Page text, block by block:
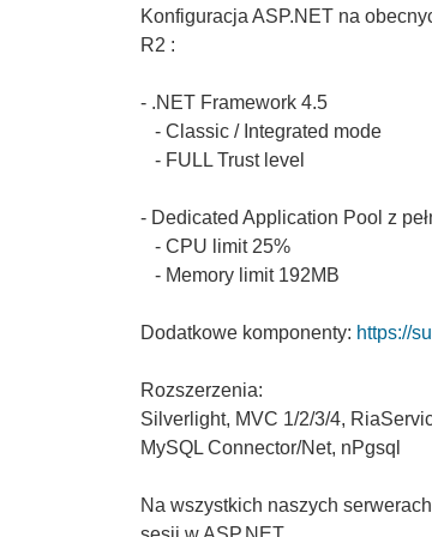
Konfiguracja ASP.NET na
R2 :
- .NET Framework 4.5
- Classic / Integrated mode
- FULL Trust level
- Dedicated Application Pool z
- CPU limit 25%
- Memory limit 192MB
Dodatkowe komponenty: https://
Rozszerzenia:
Silverlight, MVC 1/2/3/4,
MySQL Connector/Net, nPgsql
Na wszystkich naszych